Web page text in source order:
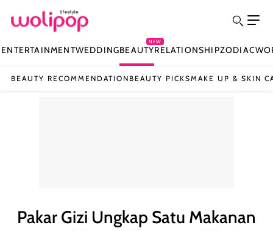
ENTERTAINMENTWEDDINGBEAUTY
NEW
RELATIONSHIPZODIAC
BEAUTY RECOMMENDATION BEAUTY PICKSMAKE UP & SKIN
Pakar Gizi Ungkap Satu Makanan